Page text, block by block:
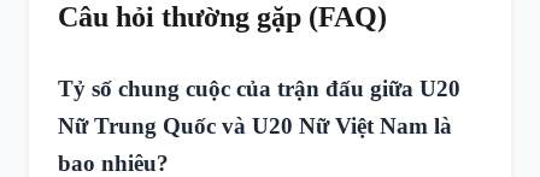
Câu hỏi thường gặp (FAQ)
Tỷ số chung cuộc của trận đấu giữa U20
Nữ Trung Quốc và U20 Nữ Việt Nam là
bao nhiêu?